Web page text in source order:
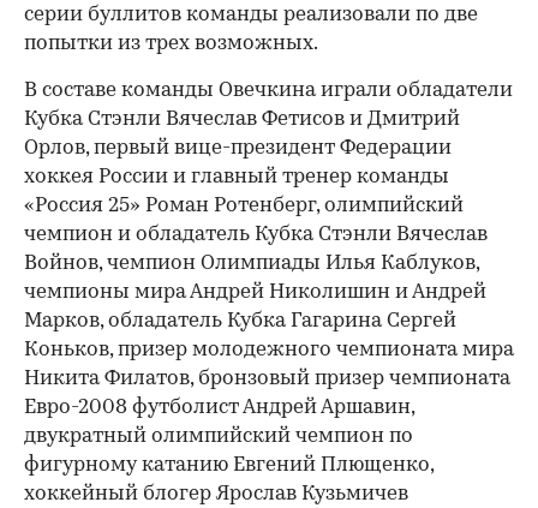
серии буллитов команды реализовали по две
попытки из трех возможных.
00:00 / 00:00
В составе команды Овечкина играли обладатели
Кубка Стэнли Вячеслав Фетисов и Дмитрий
Орлов, первый вице-президент Федерации
хоккея России и главный тренер команды
«Россия 25» Роман Ротенберг, олимпийский
чемпион и обладатель Кубка Стэнли Вячеслав
Войнов, чемпион Олимпиады Илья Каблуков,
чемпионы мира Андрей Николишин и Андрей
Марков, обладатель Кубка Гагарина Сергей
Коньков, призер молодежного чемпионата мира
Никита Филатов, бронзовый призер чемпионата
Евро-2008 футболист Андрей Аршавин,
двукратный олимпийский чемпион по
фигурному катанию Евгений Плющенко,
хоккейный блогер Ярослав Кузьмичев